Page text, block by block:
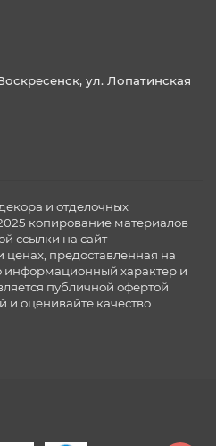
ул. Лопатинская
и отделочных
копирование материалов
ссылки на сайт
ценах, предоставленная на
информационный характер и
публичной офертой
и оценивайте качество